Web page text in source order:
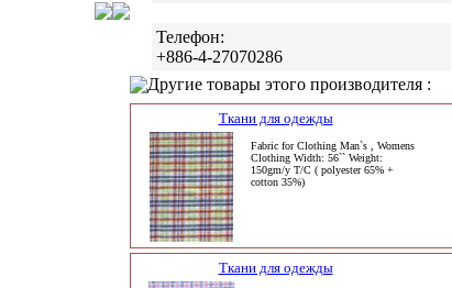
Телефон:
+886-4-27070286
Другие товары этого производителя :
Ткани для одежды
Fabric for Clothing Man`s , Womens
Clothing Width: 56`` Weight:
150gm/y T/C ( polyester 65% +
cotton 35%)
Ткани для одежды